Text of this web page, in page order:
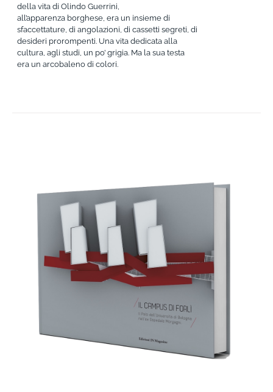
della vita di Olindo Guerrini,
all’apparenza borghese, era un insieme di
sfaccettature, di angolazioni, di cassetti segreti, di
desideri prorompenti. Una vita dedicata alla
cultura, agli studi, un po’ grigia. Ma la sua testa
era un arcobaleno di colori.
AGGIUNGI AL CARRELLO /